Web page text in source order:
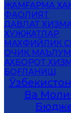
ЖАМҒАРМА
ФАОЛИЯТ
ДАВЛАТ
ҲУЖЖАТЛАР
MАХФИЙЛИК
ОЧИҚ
АХБОРОТ
БОҒЛАНИШ
Ва